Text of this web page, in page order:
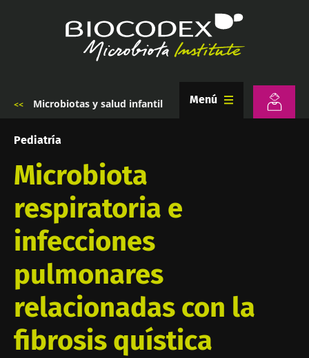
de
a
la
navegación
Microbiotas y salud infantil Menú
Pediatría
Microbiota
respiratoria e
infecciones
pulmonares
relacionadas con la
fibrosis quística